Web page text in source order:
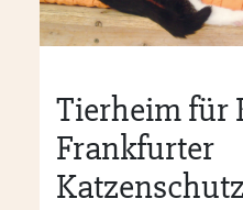
Tierheim für
Frankfurter